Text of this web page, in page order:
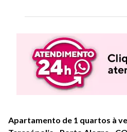
Apartamento de 1 quartos à